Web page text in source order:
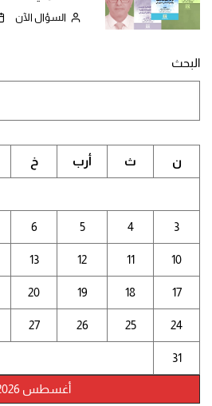
السؤال الآن
البحث
أغسطس 2026
ن ث أرب خ
3
4
5
6
10
11
12
13
17
18
19
20
24
25
26
27
31